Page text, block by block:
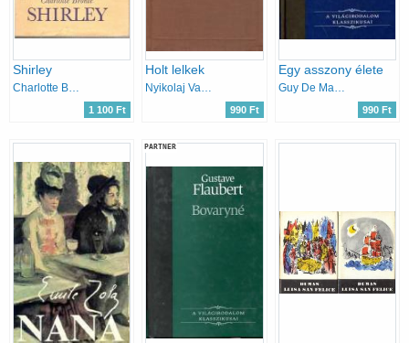
Shirley
Charlotte Brontë
1 100 Ft
Holt lelkek
Nyikolaj Vasziljevics Gogol
990 Ft
Egy asszony élete
Guy De Maupassant
990 Ft
PARTNER